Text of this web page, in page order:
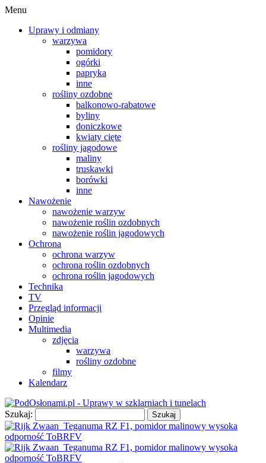
Menu
Uprawy i odmiany
warzywa
pomidory
ogórki
papryka
inne
rośliny ozdobne
balkonowo-rabatowe
byliny
doniczkowe
kwiaty cięte
rośliny jagodowe
maliny
truskawki
borówki
inne
Nawożenie
nawożenie warzyw
nawożenie roślin ozdobnych
nawożenie roślin jagodowych
Ochrona
ochrona warzyw
ochrona roślin ozdobnych
ochrona roślin jagodowych
Technika
TV
Przegląd informacji
Opinie
Multimedia
zdjęcia
warzywa
rośliny ozdobne
filmy
Kalendarz
Szukaj: